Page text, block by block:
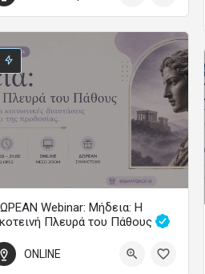
Webinar: Μήδεια: Η
Πλευρά του Πάθους
Σεπτεμβρίου 2026 19:00 - 21:00
ONLINE